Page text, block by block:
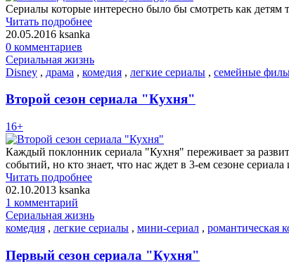
Сериалы которые интересно было бы смотреть как
Читать подробнее
20.05.2016 ksanka
0 комментариев
Сериальная жизнь
Disney , драма , комедия , легкие сериалы , семейные
Второй сезон сериала "Кухня"
16+
Каждый поклонник сериала "Кухня" переживает за
событий, но кто знает, что нас ждет в 3-ем сезоне
Читать подробнее
02.10.2013 ksanka
1 комментарий
Сериальная жизнь
комедия , легкие сериалы , мини-сериал , романтическая
Первый сезон сериала "Кухня"